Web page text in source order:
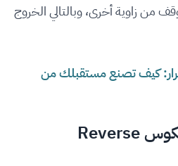
من زاوية أخرى، وبالتالي الخروج
كيف تصنع مستقبلك من
2- تقنية التفكير المعكوس Reverse